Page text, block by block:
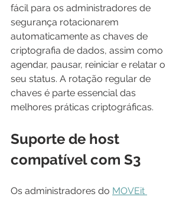
fácil para os administradores de
segurança rotacionarem
automaticamente as chaves de
criptografia de dados, assim como
agendar, pausar, reiniciar e relatar o
seu status. A rotação regular de
chaves é parte essencial das
melhores práticas criptográficas.
Suporte de host
compatível com S3
Os administradores do MOVEit